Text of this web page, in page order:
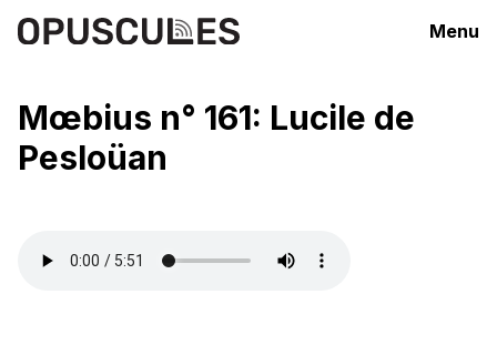
Menu
Mœbius n° 161: Lucile de
Pesloüan